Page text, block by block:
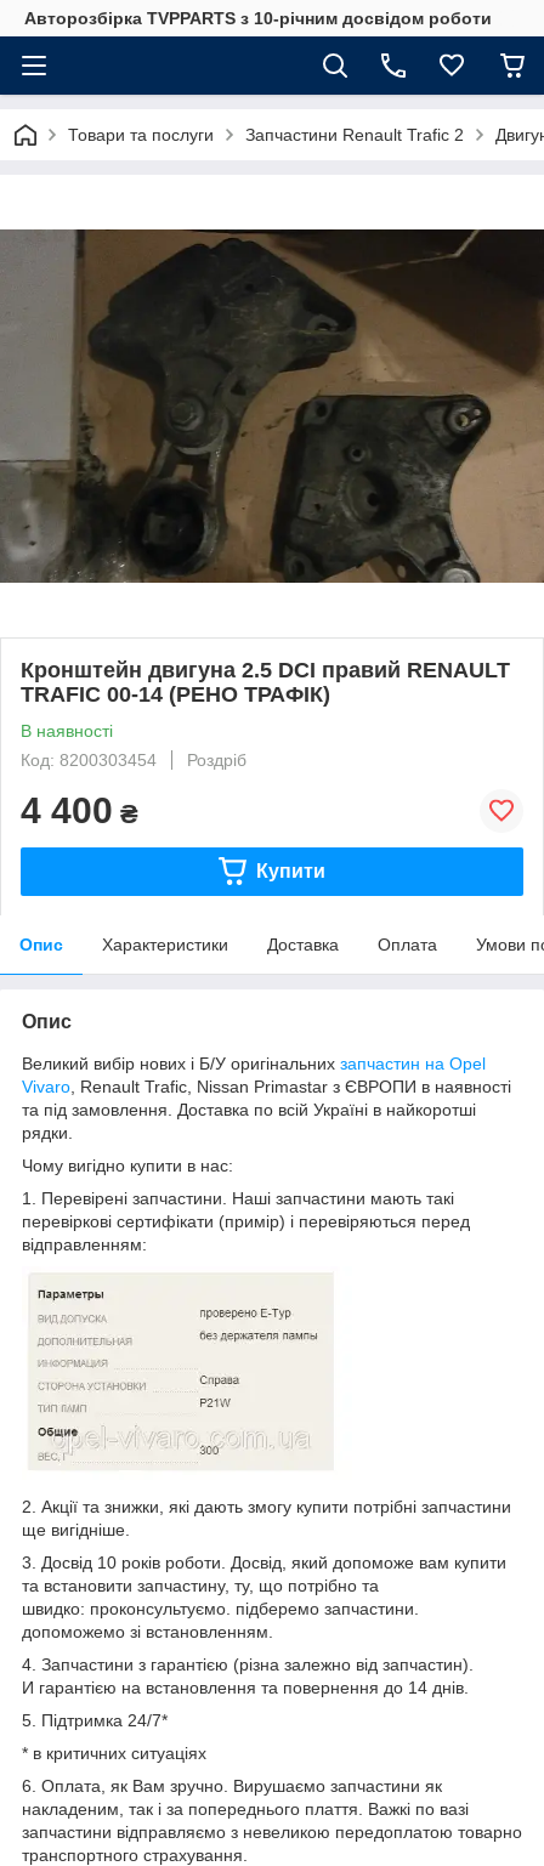
Авторозбірка TVPPARTS з 10-річним досвідом роботи
Товари та послуги Запчастини Renault Trafic 2
Кронштейн двигуна 2.5 DCI правий RENAULT
TRAFIC 00-14 (РЕНО ТРАФІК)
В наявності
Код: 8200303454
Роздріб
4 400 ₴
Купити
Опис Характеристики Доставка Оплата Умови
Опис
Великий вибір нових і Б/У оригінальних запчастин на Opel
Vivaro , Renault Trafic, Nissan Primastar з ЄВРОПИ в наявності
та під замовлення. Доставка по всій Україні в найкоротші
рядки.
Чому вигідно купити в нас:
1. Перевірені запчастини. Наші запчастини мають такі
перевіркові сертифікати (примір) і перевіряються перед
відправленням:
2. Акції та знижки, які дають змогу купити потрібні запчастини
ще вигідніше.
3. Досвід 10 років роботи. Досвід, який допоможе вам купити
та встановити запчастину, ту, що потрібно та
швидко: проконсультуємо. підберемо запчастини.
допоможемо зі встановленням.
4. Запчастини з гарантією (різна залежно від запчастин).
И гарантією на встановлення та повернення до 14 днів.
5. Підтримка 24/7*
* в критичних ситуаціях
6. Оплата, як Вам зручно. Вирушаємо запчастини як
накладеним, так і за попереднього плаття. Важкі по вазі
запчастини відправляємо з невеликою передоплатою товарно
транспортного страхування.